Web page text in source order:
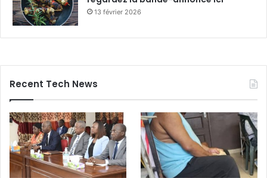
13 février 2026
Recent Tech News